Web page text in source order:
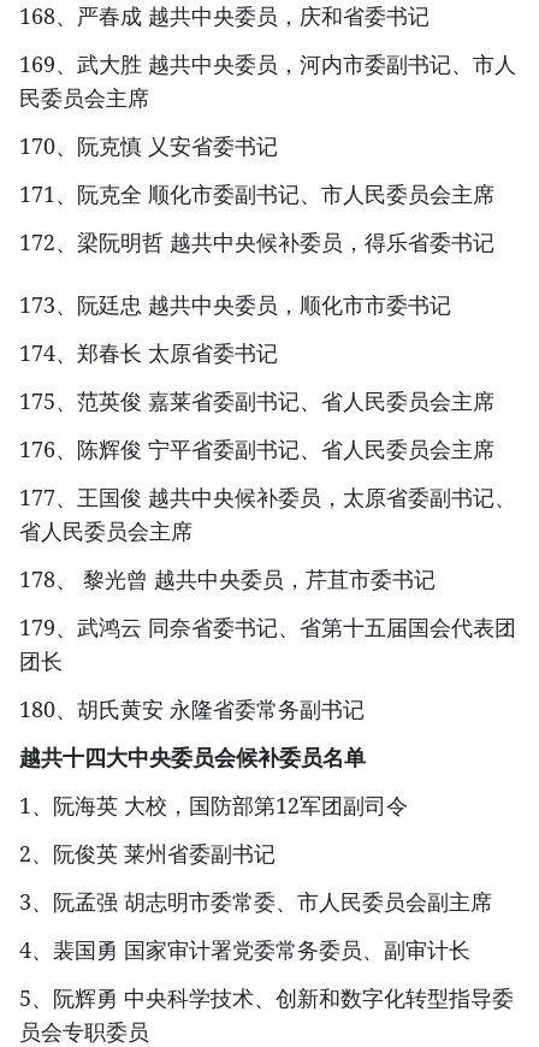
168、严春成 越共中央委员，庆和省委书记
169、武大胜 越共中央委员，河内市委副书记、市人
民委员会主席
170、阮克慎 乂安省委书记
171、阮克全 顺化市委副书记、市人民委员会主席
172、梁阮明哲 越共中央候补委员，得乐省委书记
173、阮廷忠 越共中央委员，顺化市市委书记
174、郑春长 太原省委书记
175、范英俊 嘉莱省委副书记、省人民委员会主席
176、陈辉俊 宁平省委副书记、省人民委员会主席
177、王国俊 越共中央候补委员，太原省委副书记、
省人民委员会主席
178、 黎光曾 越共中央委员，芹苴市委书记
179、武鸿云 同奈省委书记、省第十五届国会代表团
团长
180、胡氏黄安 永隆省委常务副书记
越共十四大中央委员会候补委员名单
1、阮海英 大校，国防部第12军团副司令
2、阮俊英 莱州省委副书记
3、阮孟强 胡志明市委常委、市人民委员会副主席
4、裴国勇 国家审计署党委常务委员、副审计长
5、阮辉勇 中央科学技术、创新和数字化转型指导委
员会专职委员